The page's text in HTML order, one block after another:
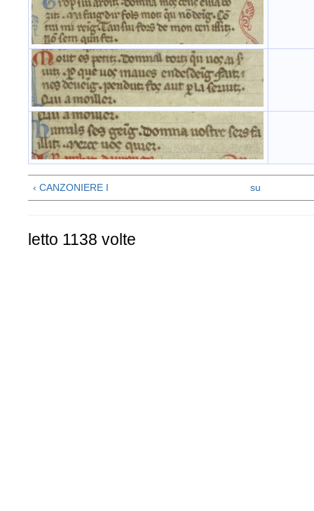
‹ CANZONIERE I su
letto 1138 volte